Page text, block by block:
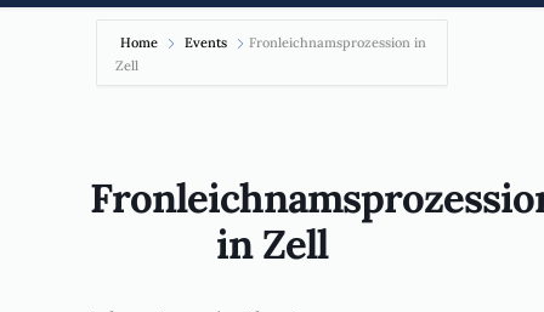
Home Events
Fronleichnamsprozession in
Zell
in Zell